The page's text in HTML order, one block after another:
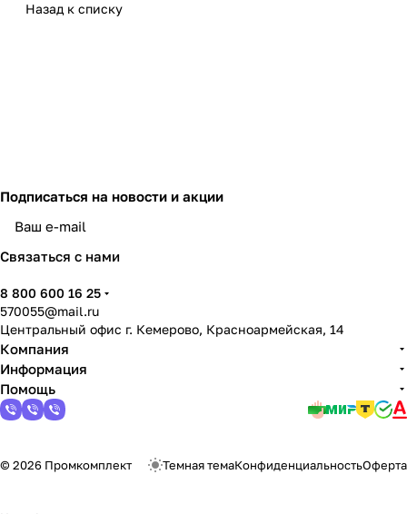
Назад к списку
Подписаться на новости и акции
Связаться с нами
8 800 600 16 25
570055@mail.ru
Центральный офис г. Кемерово, Красноармейская, 14
Компания
Информация
Помощь
© 2026 Промкомплект Темная темаКонфиденциальностьОферта